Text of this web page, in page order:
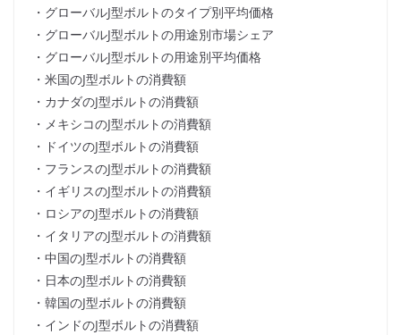
・グローバルJ型ボルトのタイプ別平均価格
・グローバルJ型ボルトの用途別市場シェア
・グローバルJ型ボルトの用途別平均価格
・米国のJ型ボルトの消費額
・カナダのJ型ボルトの消費額
・メキシコのJ型ボルトの消費額
・ドイツのJ型ボルトの消費額
・フランスのJ型ボルトの消費額
・イギリスのJ型ボルトの消費額
・ロシアのJ型ボルトの消費額
・イタリアのJ型ボルトの消費額
・中国のJ型ボルトの消費額
・日本のJ型ボルトの消費額
・韓国のJ型ボルトの消費額
・インドのJ型ボルトの消費額